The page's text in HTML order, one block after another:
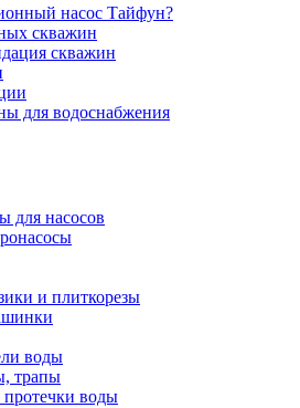
насос Тайфун?
скважин
скважин
для водоснабжения
для насосов
и плиткорезы
воды
трапы
воды